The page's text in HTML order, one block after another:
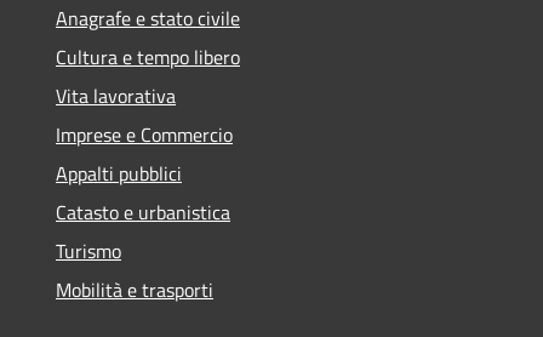
Anagrafe e stato civile
Cultura e tempo libero
Vita lavorativa
Imprese e Commercio
Appalti pubblici
Catasto e urbanistica
Turismo
Mobilità e trasporti